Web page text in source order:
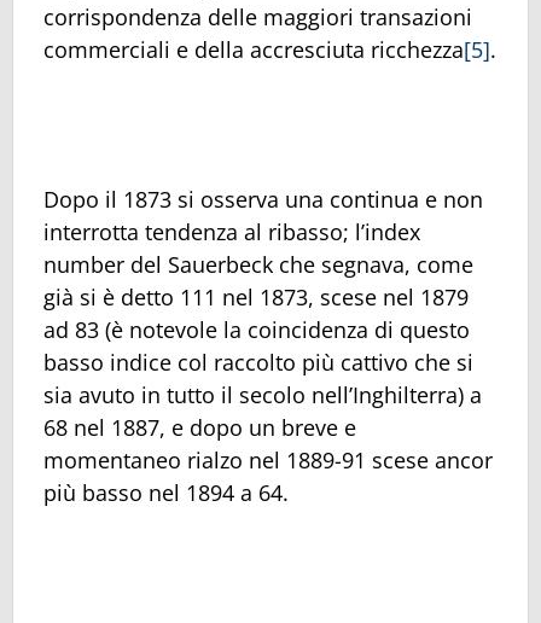
corrispondenza delle maggiori transazioni
commerciali e della accresciuta ricchezza[5].
Dopo il 1873 si osserva una continua e non
interrotta tendenza al ribasso; l’index
number del Sauerbeck che segnava, come
già si è detto 111 nel 1873, scese nel 1879
ad 83 (è notevole la coincidenza di questo
basso indice col raccolto più cattivo che si
sia avuto in tutto il secolo nell’Inghilterra) a
68 nel 1887, e dopo un breve e
momentaneo rialzo nel 1889-91 scese ancor
più basso nel 1894 a 64.